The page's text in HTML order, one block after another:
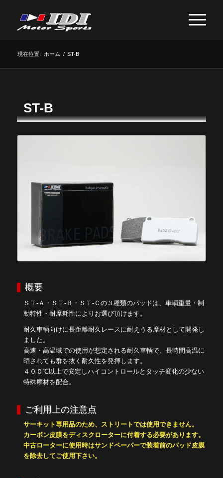
現在位置: ホーム / ST-B
ST-B
概要
ＳＴ-Ａ・ＳＴ-Ｂ・ＳＴ-Ｃの３種類のパッドは、車輌重量・制
動特性・耐摩耗性によりお選び頂けます。
耐久車輌向けに長距離耐久レースに耐えうる摩材として開発し
ました。
高速・高温域での使用が想定される耐久車輌で、長時間高温に
晒されても群を抜く耐久性を発揮します。
４００℃以上で安定しハイコントロールとタッチ変化の少ない
特殊摩材を配合。
ご利用上の注意点
サーキット専用品のため、ストリートでは使用できません。
カーボン皮膜をディスクローターに付着する必要があります。
中古ローターに使用時はサンドペーパーで装着前のパッド皮膜
を除去してご使用下さい。